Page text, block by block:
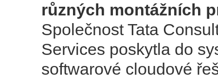
různých montážních
Společnost Tata
Services poskytla do
softwarové cloudové